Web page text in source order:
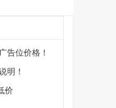
告位价格！
明！
价